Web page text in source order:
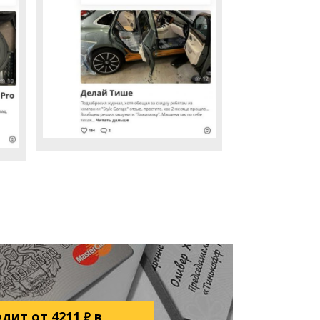
от 4211 ₽ в